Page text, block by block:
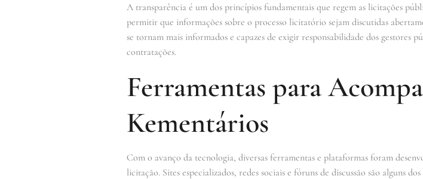
A transparência é um dos princípios fundamentais que regem as licitações
permitir que informações sobre o processo licitatório sejam discutidas
se tornam mais informados e capazes de exigir responsabilidade dos
contratações.
Ferramentas para
Kementários
Com o avanço da tecnologia, diversas ferramentas e plataformas foram
licitação. Sites especializados, redes sociais e fóruns de discussão são alguns